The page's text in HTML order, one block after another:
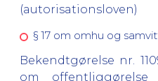
(autorisationsloven)
§ 17 om omhu og
Bekendtgørelse nr.
om